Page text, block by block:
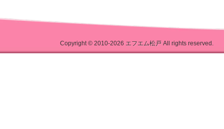
Copyright © 2010-2026 エフエム松戸 All rights reserved.